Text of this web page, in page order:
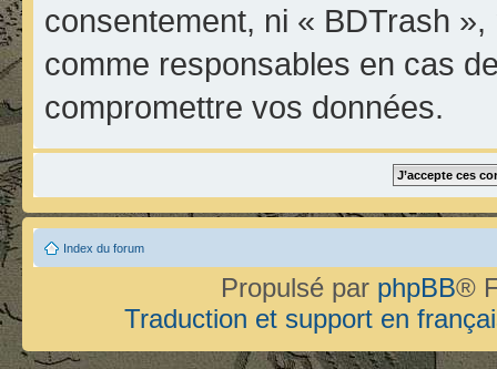
consentement, ni « BDTrash
comme responsables en cas
compromettre vos données.
Index du forum
Propulsé par phpBB®
Traduction et support en